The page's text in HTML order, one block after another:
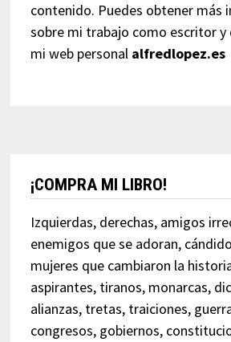
contenido. Puedes obtener más
sobre mi trabajo como escritor y
mi web personal alfredlopez.es
¡COMPRA MI LIBRO!
Izquierdas, derechas, amigos
enemigos que se adoran,
mujeres que cambiaron la
aspirantes, tiranos, monarcas,
alianzas, tretas, traiciones,
congresos, gobiernos,